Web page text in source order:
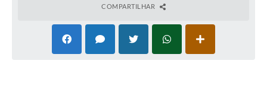
COMPARTILHAR